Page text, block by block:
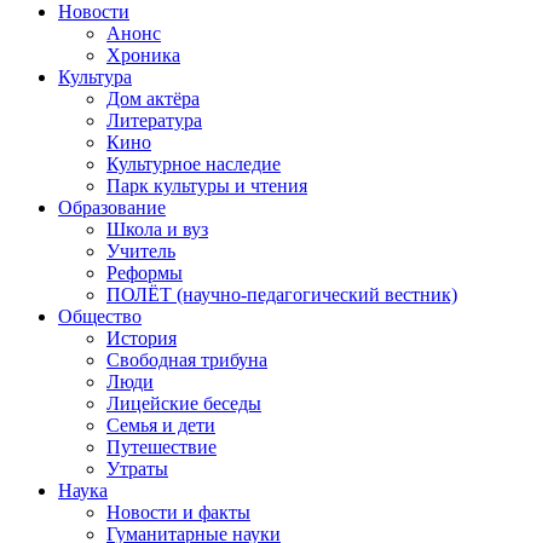
Новости
Анонс
Хроника
Культура
Дом актёра
Литература
Кино
Культурное наследие
Парк культуры и чтения
Образование
Школа и вуз
Учитель
Реформы
ПОЛЁТ (научно-педагогический вестник)
Общество
История
Свободная трибуна
Люди
Лицейские беседы
Семья и дети
Путешествие
Утраты
Наука
Новости и факты
Гуманитарные науки